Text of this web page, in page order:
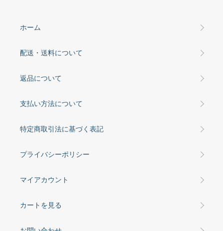
ホーム
配送・送料について
返品について
支払い方法について
特定商取引法に基づく表記
プライバシーポリシー
マイアカウント
カートを見る